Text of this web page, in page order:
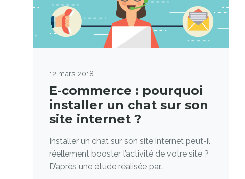
12 mars 2018
E-commerce : pourquoi
installer un chat sur son
site internet ?
Installer un chat sur son site internet peut-il
réellement booster l’activité de votre site ?
D’après une étude réalisée par…